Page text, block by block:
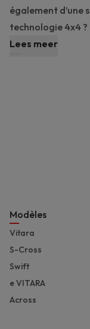
également d’une
technologie 4x4 ?
Lees meer
Modèles
Vitara
S-Cross
Swift
e VITARA
Across